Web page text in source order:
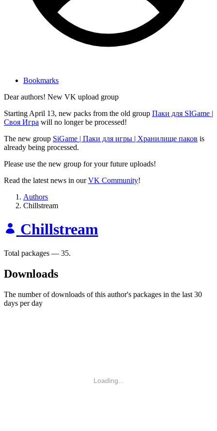
Bookmarks
Dear authors! New VK upload group
Starting April 13, new packs from the old group Паки для SIGame |
Своя Игра will no longer be processed!
The new group SiGame | Паки для игры | Хранилище паков is
already being processed.
Please use the new group for your future uploads!
Read the latest news in ourVK Community!
Authors
Chillstream
Chillstream
Total packages — 35.
Downloads
The number of downloads of this author's packages in the last 30
days per day
Loading...